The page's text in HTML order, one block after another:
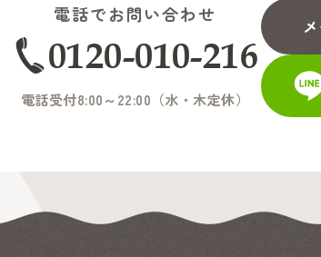
電話でお問い合わせ
0120-010-216
電話受付8:00～22:00（水・木定休）